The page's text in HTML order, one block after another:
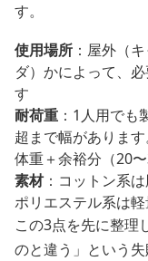
す。
使用場所 ：屋外（
ダ）かによって、
す
耐荷重 ：1人用で
超まで幅があります
体重＋余裕分（20
素材：コットン系
ポリエステル系は
この3点を先に整理
のと違う」という失